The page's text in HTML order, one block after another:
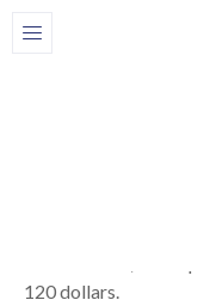
120 dollars.